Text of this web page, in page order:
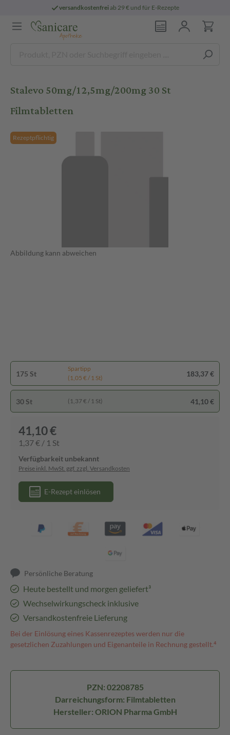
versandkostenfreiab 29 € und für E-Rezepte
Stalevo 50mg/12,5mg/200mg 30 St
Filmtabletten
Rezeptpflichtig
Abbildung kann abweichen
175 St
Spartipp
(1,05 € / 1 St)
183,37 €
30 St (1,37 € / 1 St) 41,10 €
41,10 €
1,37 € / 1 St
Verfügbarkeit unbekannt
Preise inkl. MwSt. ggf. zzgl. Versandkosten
E-Rezept einlösen
Persönliche Beratung
Heute bestellt und morgen geliefert³
Wechselwirkungscheck inklusive
Versandkostenfreie Lieferung
Bei der Einlösung eines Kassenrezeptes werden nur die
gesetzlichen Zuzahlungen und Eigenanteile in Rechnung gestellt.⁴
PZN: 02208785
Darreichungsform: Filmtabletten
Hersteller: ORION Pharma GmbH